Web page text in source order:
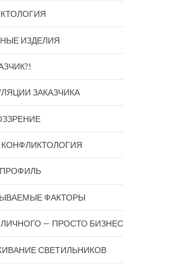
ИЗДЕЛИЯ
ЗАКАЗЧИКА
ФАКТОРЫ
— ПРОСТО БИЗНЕС
СВЕТИЛЬНИКОВ